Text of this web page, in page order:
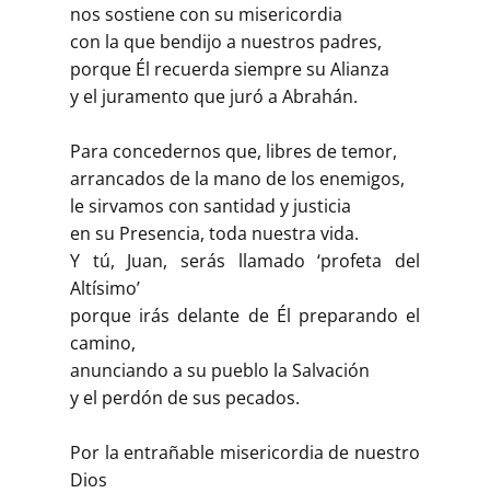
nos sostiene con su misericordia
con la que bendijo a nuestros padres,
porque Él recuerda siempre su Alianza
y el juramento que juró a Abrahán.
Para concedernos que, libres de temor,
arrancados de la mano de los enemigos,
le sirvamos con santidad y justicia
en su Presencia, toda nuestra vida.
Y tú, Juan, serás llamado ‘profeta del
Altísimo’
porque irás delante de Él preparando el
camino,
anunciando a su pueblo la Salvación
y el perdón de sus pecados.
Por la entrañable misericordia de nuestro
Dios